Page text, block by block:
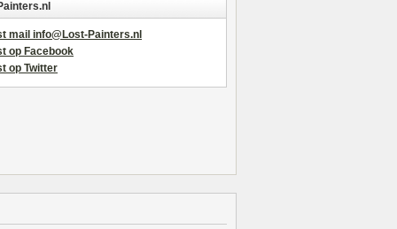
mail info@Lost-Painters.nl
op Facebook
op Twitter